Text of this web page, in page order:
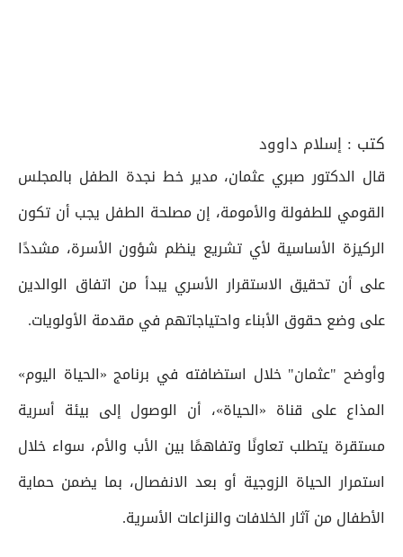
كتب : إسلام داوود
قال الدكتور صبري عثمان، مدير خط نجدة الطفل بالمجلس
القومي للطفولة والأمومة، إن مصلحة الطفل يجب أن تكون
الركيزة الأساسية لأي تشريع ينظم شؤون الأسرة، مشددًا
على أن تحقيق الاستقرار الأسري يبدأ من اتفاق الوالدين
على وضع حقوق الأبناء واحتياجاتهم في مقدمة الأولويات.
وأوضح "عثمان" خلال استضافته في برنامج «الحياة اليوم»
المذاع على قناة «الحياة»، أن الوصول إلى بيئة أسرية
مستقرة يتطلب تعاونًا وتفاهمًا بين الأب والأم، سواء خلال
استمرار الحياة الزوجية أو بعد الانفصال، بما يضمن حماية
الأطفال من آثار الخلافات والنزاعات الأسرية.